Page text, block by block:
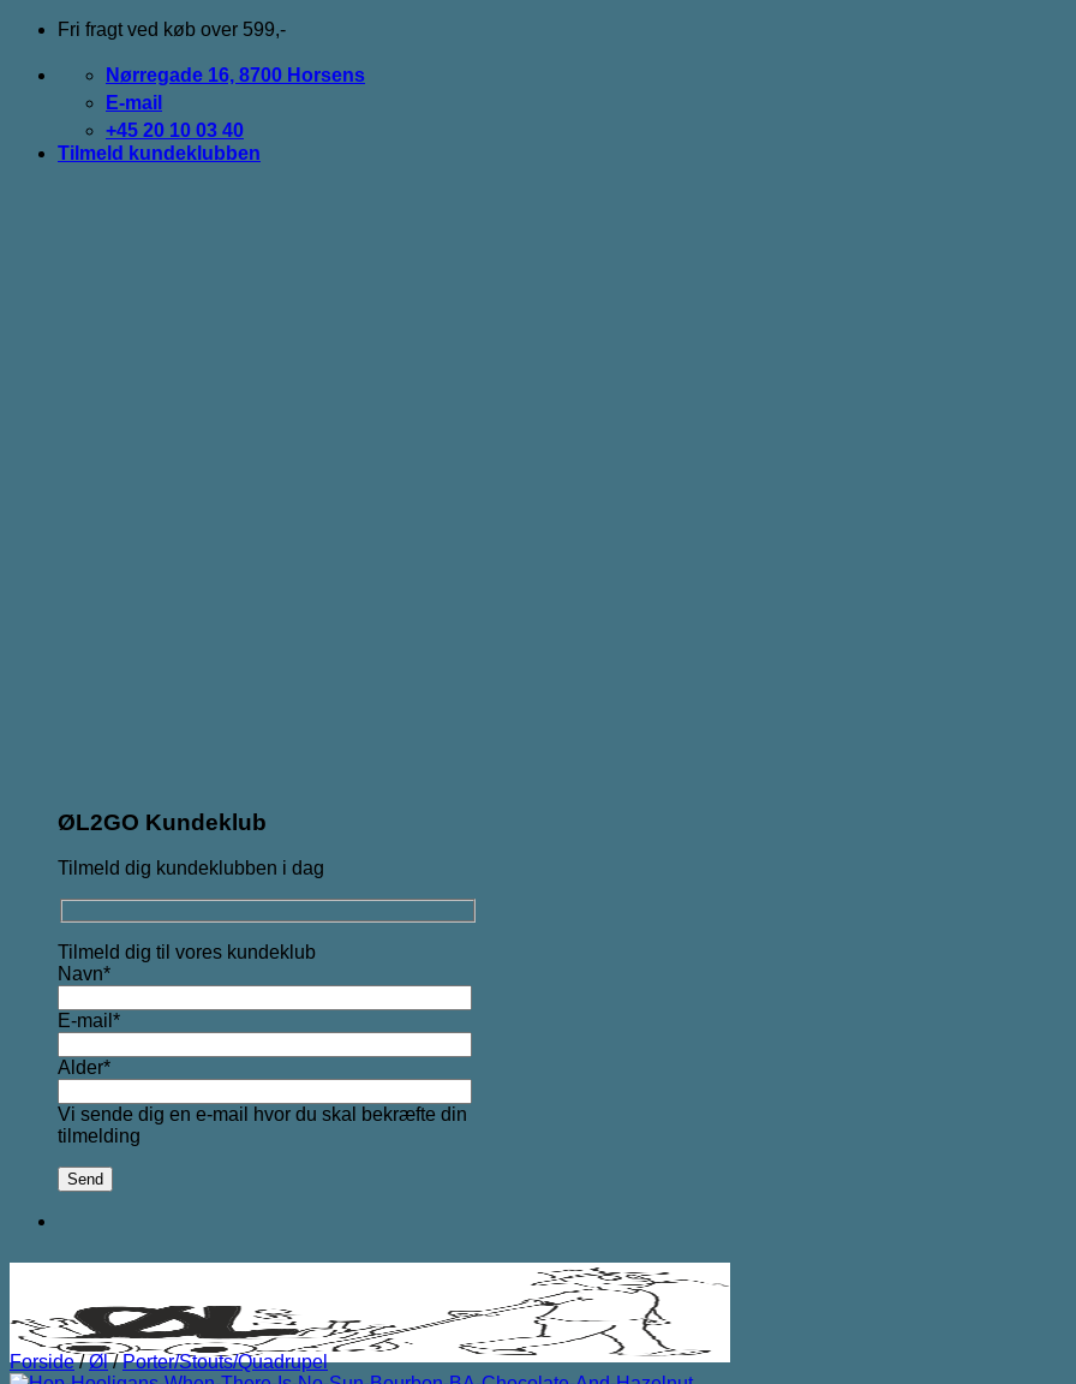
Fortsæt
indhold
Fri fragt ved køb over 599,-
Nørregade 16, 8700 Horsens
E-mail
+45 20 10 03 40
Tilmeld kundeklubben
ØL2GO Kundeklub
Tilmeld dig kundeklubben i dag
Tilmeld dig til vores kundeklub
Navn*
E-mail*
Alder*
Vi sende dig en e-mail hvor du skal bekræfte din
tilmelding
Forside / Øl / Porter/Stouts/Quadrupel